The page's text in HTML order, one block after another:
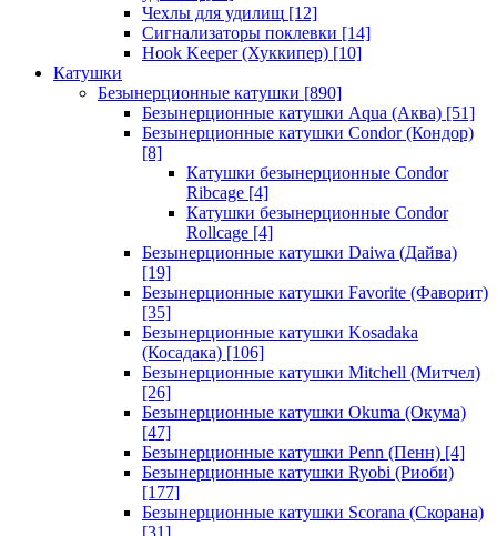
Чехлы для удилищ [12]
Сигнализаторы поклевки [14]
Hook Keeper (Хуккипер) [10]
Катушки
Безынерционные катушки [890]
Безынерционные катушки Aqua (Аква) [51]
Безынерционные катушки Condor (Кондор)
[8]
Катушки безынерционные Condor
Ribcage [4]
Катушки безынерционные Condor
Rollcage [4]
Безынерционные катушки Daiwa (Дайва)
[19]
Безынерционные катушки Favorite (Фаворит)
[35]
Безынерционные катушки Kosadaka
(Косадака) [106]
Безынерционные катушки Mitchell (Митчел)
[26]
Безынерционные катушки Okuma (Окума)
[47]
Безынерционные катушки Penn (Пенн) [4]
Безынерционные катушки Ryobi (Риоби)
[177]
Безынерционные катушки Scorana (Скорана)